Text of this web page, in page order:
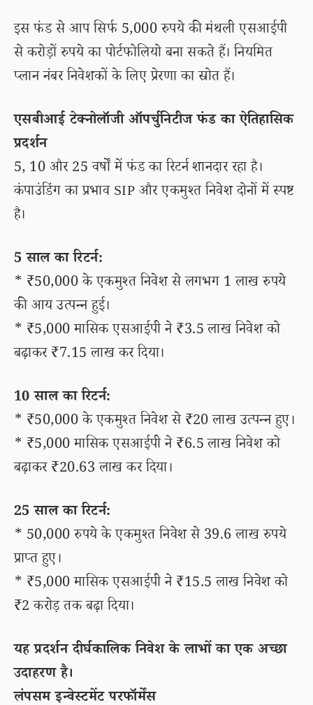
इस फंड से आप सिर्फ 5,000 रुपये की मंथली एसआईपी
से करोड़ों रुपये का पोर्टफोलियो बना सकते हैं। नियमित
प्लान नंबर निवेशकों के लिए प्रेरणा का स्रोत हैं।
एसबीआई टेक्नोलॉजी ऑपर्चुनिटीज फंड का ऐतिहासिक
प्रदर्शन
5, 10 और 25 वर्षों में फंड का रिटर्न शानदार रहा है।
कंपाउंडिंग का प्रभाव SIP और एकमुश्त निवेश दोनों में स्पष्ट
है।
5 साल का रिटर्न:
* ₹50,000 के एकमुश्त निवेश से लगभग 1 लाख रुपये
की आय उत्पन्न हुई।
* ₹5,000 मासिक एसआईपी ने ₹3.5 लाख निवेश को
बढ़ाकर ₹7.15 लाख कर दिया।
10 साल का रिटर्न:
* ₹50,000 के एकमुश्त निवेश से ₹20 लाख उत्पन्न हुए।
* ₹5,000 मासिक एसआईपी ने ₹6.5 लाख निवेश को
बढ़ाकर ₹20.63 लाख कर दिया।
25 साल का रिटर्न:
* 50,000 रुपये के एकमुश्त निवेश से 39.6 लाख रुपये
प्राप्त हुए।
* ₹5,000 मासिक एसआईपी ने ₹15.5 लाख निवेश को
₹2 करोड़ तक बढ़ा दिया।
यह प्रदर्शन दीर्घकालिक निवेश के लाभों का एक अच्छा
उदाहरण है।
लंपसम इन्वेस्टमेंट परफॉर्मेंस